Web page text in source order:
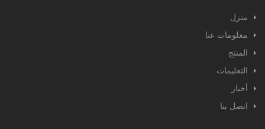
منزل
معلومات عنا
المنتج
التعليمات
أخبار
اتصل بنا